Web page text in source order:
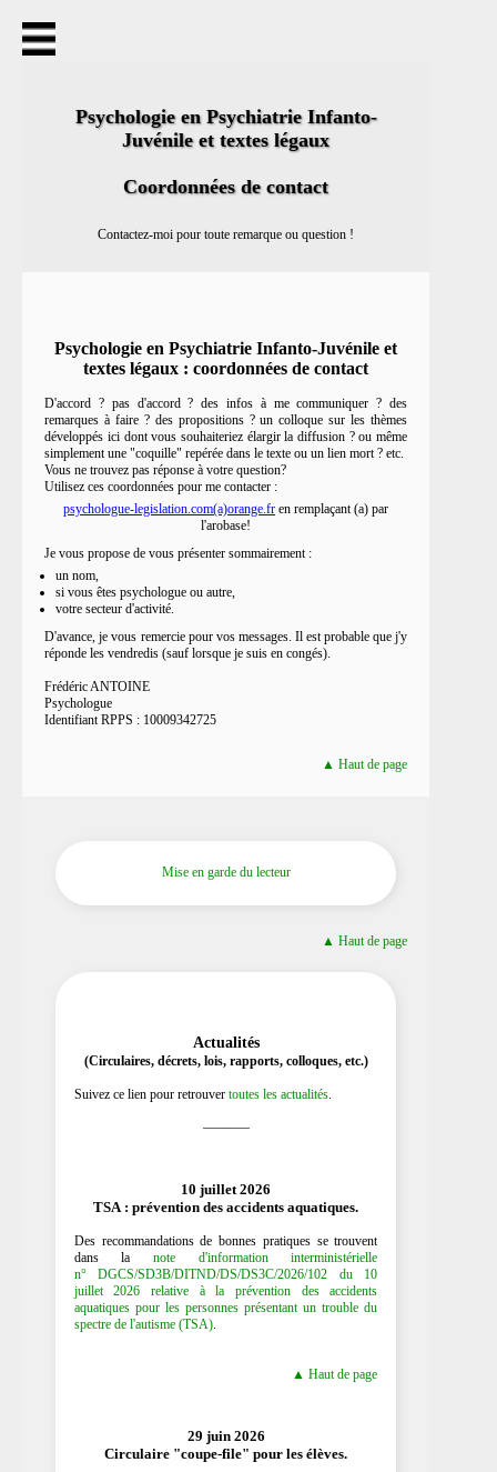
Déontologie
Ordre
Écrits
Missions de l'hôpital
Actualités
Contact
Plan du site
Psychologie en Psychiatrie Infanto-
Juvénile et textes légaux
Coordonnées de contact
Contactez-moi pour toute remarque ou question !
Psychologie en Psychiatrie Infanto-Juvénile et
textes légaux : coordonnées de contact
D'accord ? pas d'accord ? des infos à me communiquer ? des
remarques à faire ? des propositions ? un colloque sur les thèmes
développés ici dont vous souhaiteriez élargir la diffusion ? ou même
simplement une "coquille" repérée dans le texte ou un lien mort ? etc.
Vous ne trouvez pas réponse à votre question?
Utilisez ces coordonnées pour me contacter :
psychologue-legislation.com(a)orange.fr en remplaçant (a) par
l'arobase!
Je vous propose de vous présenter sommairement :
un nom,
si vous êtes psychologue ou autre,
votre secteur d'activité.
D'avance, je vous remercie pour vos messages. Il est probable que j'y
réponde les vendredis (sauf lorsque je suis en congés).
Frédéric ANTOINE
Psychologue
Identifiant RPPS : 10009342725
▲ Haut de page
Mise en garde du lecteur
▲ Haut de page
Actualités
(Circulaires, décrets, lois, rapports, colloques, etc.)
Suivez ce lien pour retrouver toutes les actualités.
10 juillet 2026
TSA : prévention des accidents aquatiques.
Des recommandations de bonnes pratiques se trouvent
dans lanote d'information interministérielle
n° DGCS/SD3B/DITND/DS/DS3C/2026/102 du 10
juillet 2026 relative à la prévention des accidents
aquatiques pour les personnes présentant un trouble du
spectre de l'autisme (TSA).
▲ Haut de page
29 juin 2026
Circulaire "coupe-file" pour les élèves.